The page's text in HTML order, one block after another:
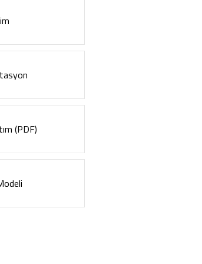
(PDF)